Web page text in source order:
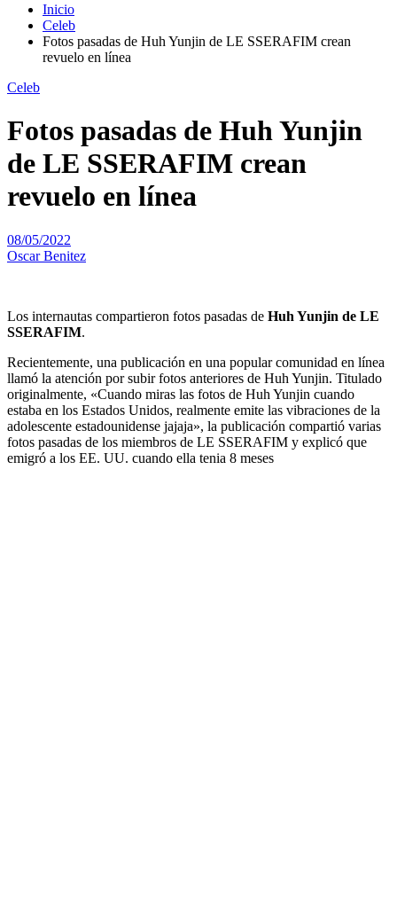
Inicio
Celeb
Fotos pasadas de Huh Yunjin de LE SSERAFIM crean
revuelo en línea
Celeb
Fotos pasadas de Huh Yunjin
de LE SSERAFIM crean
revuelo en línea
08/05/2022
Oscar Benitez
Los internautas compartieron fotos pasadas de Huh Yunjin de LE
SSERAFIM.
Recientemente, una publicación en una popular comunidad en línea
llamó la atención por subir fotos anteriores de Huh Yunjin. Titulado
originalmente, «Cuando miras las fotos de Huh Yunjin cuando
estaba en los Estados Unidos, realmente emite las vibraciones de la
adolescente estadounidense jajaja», la publicación compartió varias
fotos pasadas de los miembros de LE SSERAFIM y explicó que
emigró a los EE. UU. cuando ella tenia 8 meses